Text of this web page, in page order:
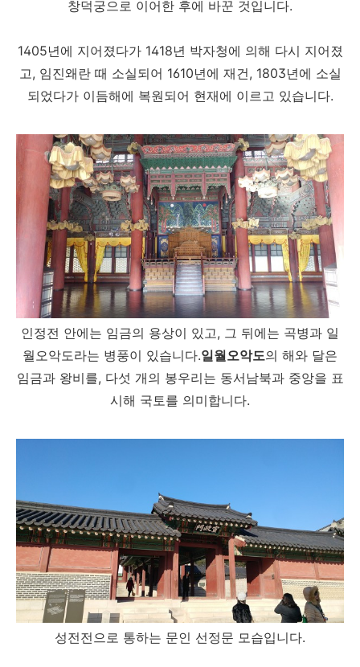
창덕궁으로 이어한 후에 바꾼 것입니다.
1405년에 지어졌다가 1418년 박자청에 의해 다시 지어졌
고, 임진왜란 때 소실되어 1610년에 재건, 1803년에 소실
되었다가 이듬해에 복원되어 현재에 이르고 있습니다.
인정전 안에는 임금의 용상이 있고, 그 뒤에는 곡병과 일
월오악도라는 병풍이 있습니다.일월오악도의 해와 달은
임금과 왕비를, 다섯 개의 봉우리는 동서남북과 중앙을 표
시해 국토를 의미합니다.
성전전으로 통하는 문인 선정문 모습입니다.